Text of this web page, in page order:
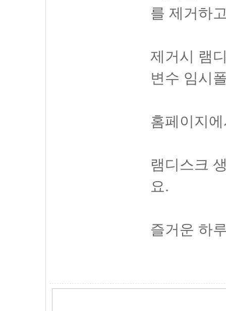
를 제거하
제거시 램
변수 임시
홈페이지
램디스크
요.
즐거운 하